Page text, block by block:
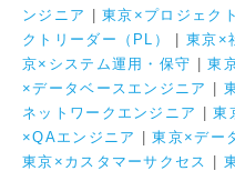
ンジニア
|東京×プロジェク
クトリーダー（PL）
東京×
京×システム運用・保守 |東
×データベースエンジニア
ネットワークエンジニア
|東
×QAエンジニア
|東京×デー
東京×カスタマーサクセス